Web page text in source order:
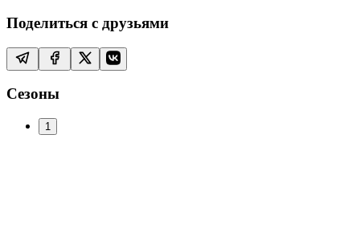
Поделиться с друзьями
Сезоны
1